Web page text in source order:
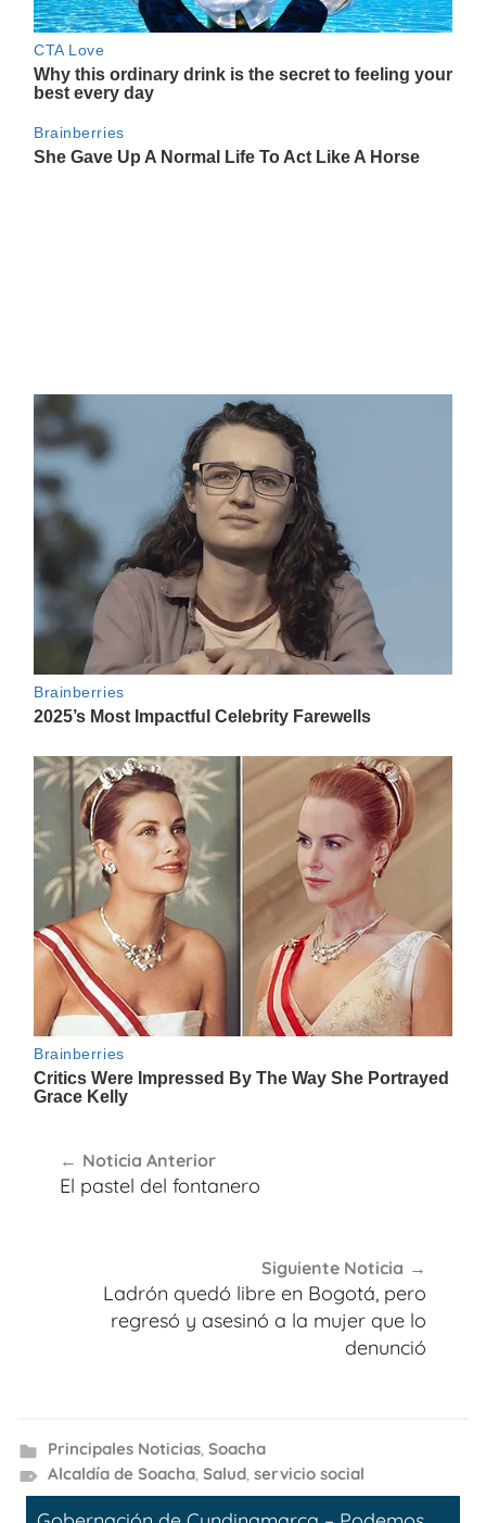
de
Noticia Anterior
El pastel del fontanero
Siguiente Noticia
Ladrón quedó libre en Bogotá, pero
regresó y asesinó a la mujer que lo
denunció
Principales Noticias, Soacha
Alcaldía de Soacha, Salud, servicio social